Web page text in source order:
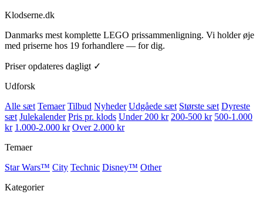
Klodserne.dk
Danmarks mest komplette LEGO prissammenligning. Vi holder øje
med priserne hos 19 forhandlere — for dig.
Priser opdateres dagligt ✓
Udforsk
Alle sæt Temaer Tilbud Nyheder Udgåede sæt Største sæt Dyreste
sæt Julekalender Pris pr. klods Under 200 kr 200-500 kr 500-1.000
kr 1.000-2.000 kr Over 2.000 kr
Temaer
Star Wars™ City Technic Disney™ Other
Kategorier